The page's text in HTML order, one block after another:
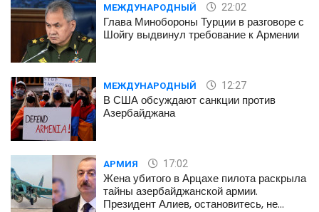
МЕЖДУНАРОДНЫЙ 22:02
Глава Минобороны Турции в разговоре с
Шойгу выдвинул требование к Армении
МЕЖДУНАРОДНЫЙ 12:27
В США обсуждают санкции против
Азербайджана
АРМИЯ 17:02
Жена убитого в Арцахе пилота раскрыла
тайны азербайджанской армии.
Президент Алиев, остановитесь, не